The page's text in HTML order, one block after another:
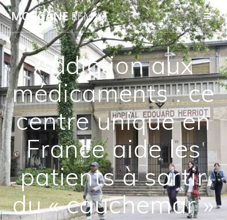
Passer
au
contenu
MORGANEREMY
Addiction aux
médicaments : ce
centre unique en
France aide les
patients à sortir
du « cauchemar »